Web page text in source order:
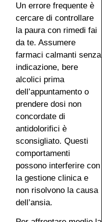
Un errore frequente è
cercare di controllare
la paura con rimedi fai
da te. Assumere
farmaci calmanti senza
indicazione, bere
alcolici prima
dell’appuntamento o
prendere dosi non
concordate di
antidolorifici è
sconsigliato. Questi
comportamenti
possono interferire con
la gestione clinica e
non risolvono la causa
dell’ansia.